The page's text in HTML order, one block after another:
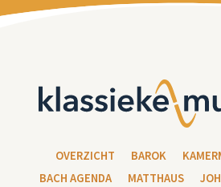
OVERZICHT BAROK
BACH AGENDA
MATTHAUS